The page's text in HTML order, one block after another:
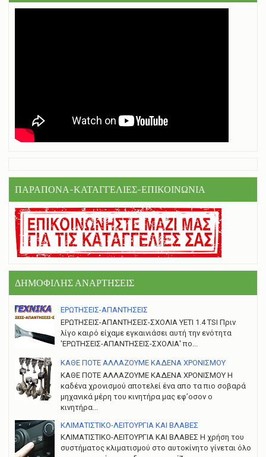
ΠΑΡΑΠΟΝΑ-ΚΑΤΑΓΓΕΛΙΕΣ-ΕΠΙΚΟΙΝΩΝΙΑ
ΔΗΜΟΦΙΛΗΣ ΑΝΑΡΤΗΣΕΙΣ
ΕΡΩΤΗΣΕΙΣ-ΑΠΑΝΤΗΣΕΙΣ
ΕΡΩΤΗΣΕΙΣ-ΑΠΑΝΤΗΣΕΙΣ-ΣΧΟΛΙΑ YETI 1.4 TSI Πριν
λίγο καιρό είχαμε εγκαινιάσει αυτή την ενότητα
'ΕΡΩΤΗΣΕΙΣ-ΑΠΑΝΤΗΣΕΙΣ-ΣΧΟΛΙΑ' πο...
ΚΑΘΕ ΠΟΤΕ ΑΛΛΑΖΟΥΜΕ ΚΑΔΕΝΑ ΧΡΟΝΙΣΜΟΥ
ΚΑΘΕ ΠΟΤΕ ΑΛΛΑΖΟΥΜΕ ΚΑΔΕΝΑ ΧΡΟΝΙΣΜΟΥ Η
καδένα χρονισμού αποτελεί ένα απο τα πιο σοβαρά
μηχανικά μέρη του κινητήρα μας εφ’οσον ο
κινητήρα...
ΚΛΙΜΑΤΙΣΤΙΚΟ-ΛΕΙΤΟΥΡΓΙΑ ΚΑΙ ΒΛΑΒΕΣ
ΚΛΙΜΑΤΙΣΤΙΚΟ-ΛΕΙΤΟΥΡΓΙΑ ΚΑΙ ΒΛΑΒΕΣ H χρήση του
συστήματος κλιματισμού στο αυτοκίνητο γίνεται όλο